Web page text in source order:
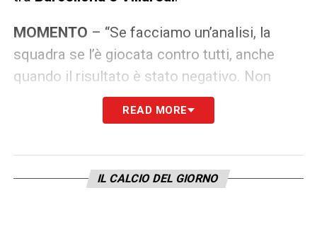
MOMENTO – “Se facciamo un’analisi, la
squadra se l’è giocata contro tutti, anche
quando il risultato è stato negativo. Non
esiste la perfezione, ma cerchiamo di
avvicinarci. Gavi? Ci congratuliamo con lui,
18 anni, è meraviglioso”.
READ MORE
IL CALCIO DEL GIORNO